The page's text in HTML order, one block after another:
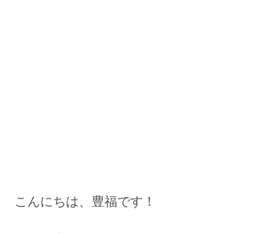
こんにちは、豊福です！